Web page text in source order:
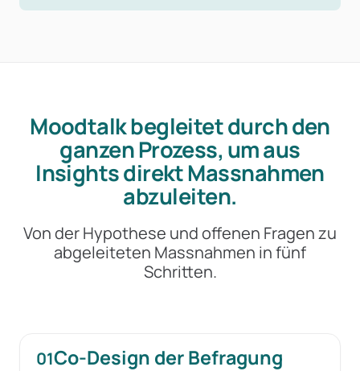
Moodtalk begleitet durch den
ganzen Prozess, um aus
Insights direkt Massnahmen
abzuleiten.
Von der Hypothese und offenen Fragen zu
abgeleiteten Massnahmen in fünf
Schritten.
01Co-Design der Befragung